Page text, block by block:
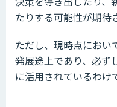
たりする可能性が期待
ただし、現時点におい
発展途上であり、必ず
に活用されているわけ